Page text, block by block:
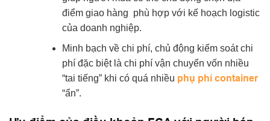
điểm giao hàng phù hợp với kế hoạch logistic
của doanh nghiệp.
Minh bạch về chi phí, chủ động kiểm soát chi
phí đặc biệt là chi phí vận chuyển vốn nhiều
“tai tiếng” khi có quá nhiều phụ phí container
“ẩn”.